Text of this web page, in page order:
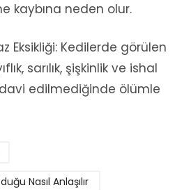
kaybına neden olur.
Eksikliği: Kedilerde görülen
sarılık, şişkinlik ve ishal
edilmediğinde ölümle
Nasıl Anlaşılır